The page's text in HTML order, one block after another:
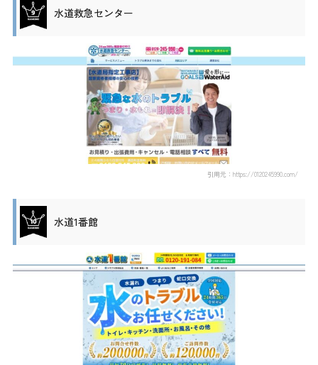
水道救急センター
引用元：https://0120245990.com/
水道1番館